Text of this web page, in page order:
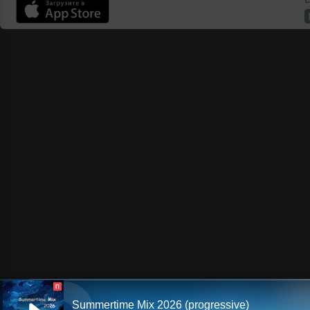
П
Summertime Mix 2026 (progressive)